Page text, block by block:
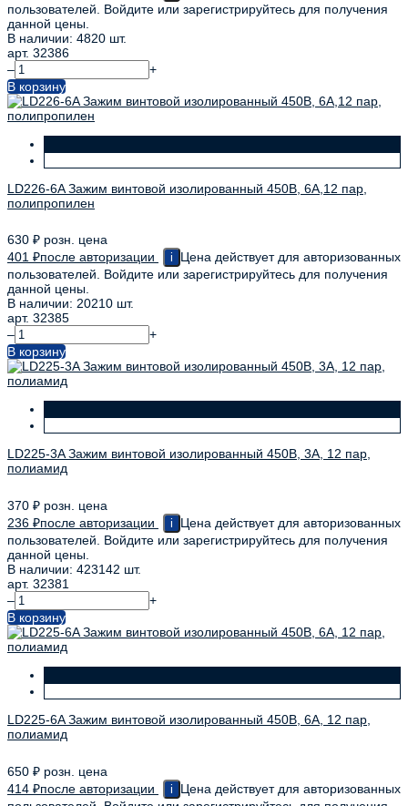
пользователей. Войдите или зарегистрируйтесь для получения
данной цены.
В наличии: 4820 шт.
арт. 32386
–
+
В корзину
LD226-6A Зажим винтовой изолированный 450В, 6А,12 пар,
полипропилен
630 ₽ розн. цена
401 ₽после авторизации i
Цена действует для авторизованных
пользователей. Войдите или зарегистрируйтесь для получения
данной цены.
В наличии: 20210 шт.
арт. 32385
–
+
В корзину
LD225-3A Зажим винтовой изолированный 450В, 3А, 12 пар,
полиамид
370 ₽ розн. цена
236 ₽после авторизации i
Цена действует для авторизованных
пользователей. Войдите или зарегистрируйтесь для получения
данной цены.
В наличии: 423142 шт.
арт. 32381
–
+
В корзину
LD225-6A Зажим винтовой изолированный 450В, 6А, 12 пар,
полиамид
650 ₽ розн. цена
414 ₽после авторизации i
Цена действует для авторизованных